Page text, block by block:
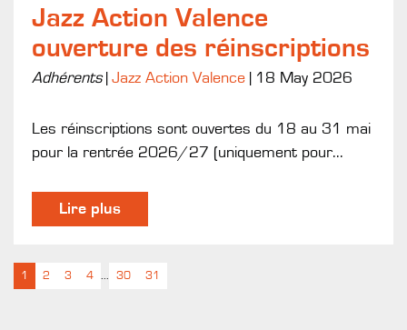
Jazz Action Valence
ouverture des réinscriptions
Adhérents Jazz Action Valence 18 May 2026
Les réinscriptions sont ouvertes du 18 au 31 mai
pour la rentrée 2026/27 (uniquement pour...
Lire plus
1 2 3 4 ... 30 31